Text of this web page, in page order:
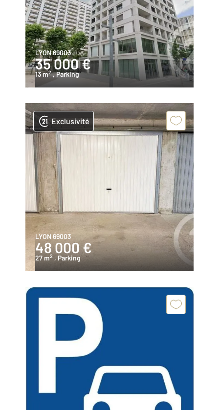
LYON 69003
35 000 €
13 m2 , Parking
Exclusivité
LYON 69003
48 000 €
27 m2 , Parking